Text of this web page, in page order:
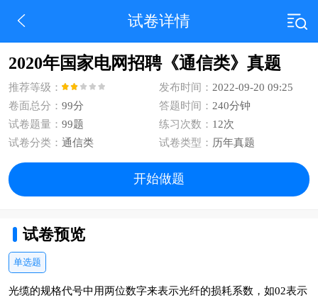
试卷详情
2020年国家电网招聘《通信类》真题
推荐等级： 发布时间： 2022-09-20 09:25
卷面总分： 99分 答题时间： 240分钟
试卷题量： 99题 练习次数： 12次
试卷分类： 通信类 试卷类型： 历年真题
开始做题
试卷预览
单选题
光缆的规格代号中用两位数字来表示光纤的损耗系数，如02表示